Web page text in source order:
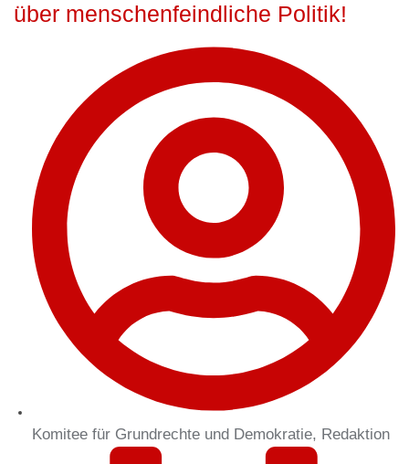
über menschenfeindliche Politik!
Komitee für Grundrechte und Demokratie, Redaktion